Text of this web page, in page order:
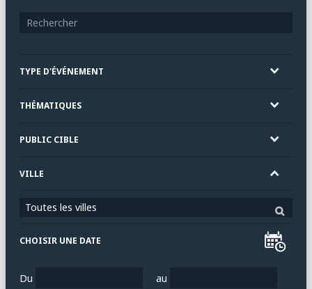
TYPE D'ÉVÉNEMENT
THÉMATIQUES
PUBLIC CIBLE
VILLE
Toutes les villes
CHOISIR UNE DATE
Du au